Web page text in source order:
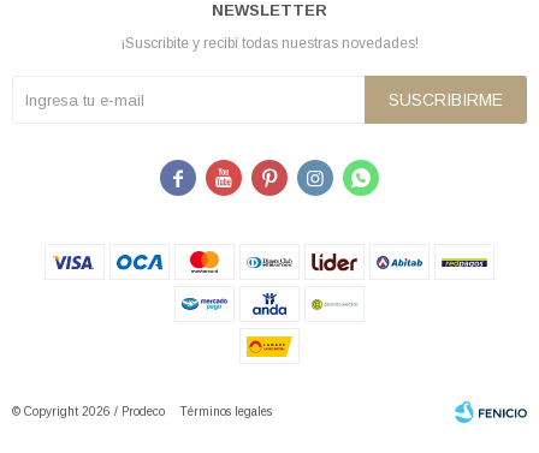
NEWSLETTER
¡Suscribite y recibí todas nuestras novedades!
SUSCRIBIRME
    
© Copyright 2026 / Prodeco Términos legales